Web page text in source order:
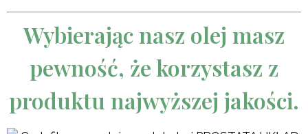
Wybierając nasz olej masz
pewność, że korzystasz z
produktu najwyższej jakości.